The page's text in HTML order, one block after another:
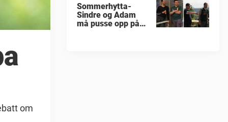
om
Sommerhytta-
Sindre og Adam
må pusse opp på